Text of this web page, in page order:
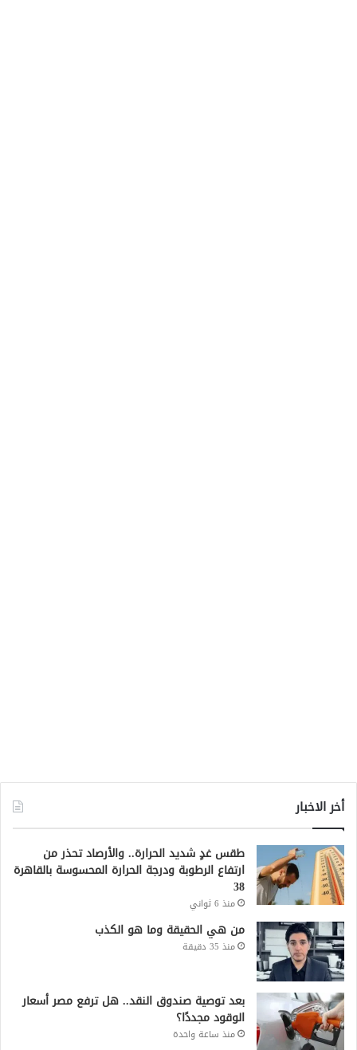
أخر الاخبار
طقس غدٍ شديد الحرارة.. والأرصاد تحذر من
ارتفاع الرطوبة ودرجة الحرارة المحسوسة بالقاهرة
38
منذ 6 ثواني
من هي الحقيقة وما هو الكذب
منذ 35 دقيقة
بعد توصية صندوق النقد.. هل ترفع مصر أسعار
الوقود مجددًا؟
منذ ساعة واحدة